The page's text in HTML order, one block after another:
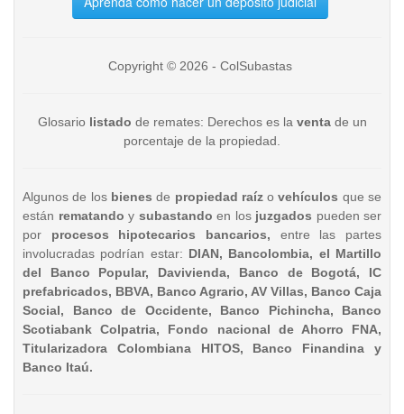
Copyright © 2026 - ColSubastas
Glosario listado de remates: Derechos es la ventade un
porcentaje de la propiedad.
Algunos de los bienesde propiedad raízo vehículos que se
están rematando y subastando en los juzgados pueden ser
por procesos hipotecarios bancarios, entre las partes
involucradas podrían estar: DIAN, Bancolombia, el Martillo
del Banco Popular, Davivienda, Banco de Bogotá, IC
prefabricados, BBVA, Banco Agrario, AV Villas, Banco Caja
Social, Banco de Occidente, Banco Pichincha, Banco
Scotiabank Colpatria, Fondo nacional de Ahorro FNA,
Titularizadora Colombiana HITOS, Banco Finandina y
Banco Itaú.